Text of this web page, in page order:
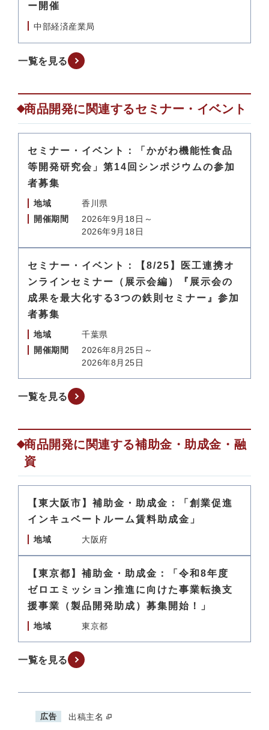
ー開催
中部経済産業局
一覧を見る
商品開発に関連するセミナー・イベント
セミナー・イベント：「かがわ機能性食品
等開発研究会」第14回シンポジウムの参加
者募集
地域
香川県
開催期間
2026年9月18日～
2026年9月18日
セミナー・イベント：【8/25】医工連携オ
ンラインセミナー（展示会編）『展示会の
成果を最大化する3つの鉄則セミナー』参加
者募集
地域
千葉県
開催期間
2026年8月25日～
2026年8月25日
一覧を見る
商品開発に関連する補助金・助成金・融
資
【東大阪市】補助金・助成金：「創業促進
インキュベートルーム賃料助成金」
地域 大阪府
【東京都】補助金・助成金：「令和8年度
ゼロエミッション推進に向けた事業転換支
援事業（製品開発助成）募集開始！」
地域 東京都
一覧を見る
広告 出稿主名